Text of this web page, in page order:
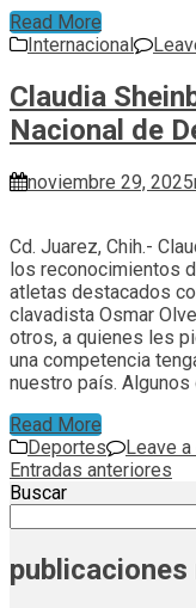
Read More
Internacional
Claudia
Nacional de
noviembre 29, 2025
Cd. Juarez, Chih.-
los reconocimientos
atletas destacados
clavadista Osmar
otros, a quienes les
una competencia
nuestro país.
Read More
Deportes
Leave
Navegación
de
Entradas anteriores
Buscar